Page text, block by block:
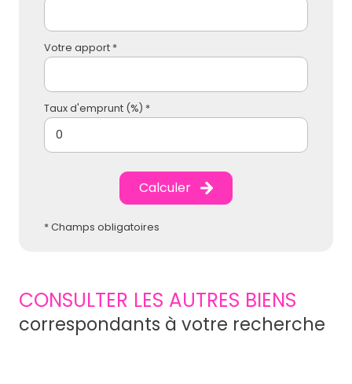
Votre apport *
Taux d'emprunt (%) *
Calculer
* Champs obligatoires
CONSULTER LES AUTRES BIENS
correspondants à votre recherche